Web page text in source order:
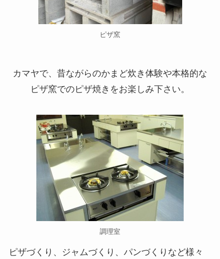
ピザ窯
カマヤで、昔ながらのかまど炊き体験や本格的な
ピザ窯でのピザ焼きをお楽しみ下さい。
調理室
ピザづくり、ジャムづくり、パンづくりなど様々